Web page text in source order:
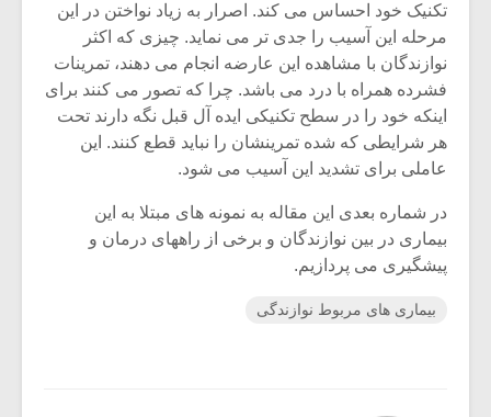
تکنیک خود احساس می کند. اصرار به زیاد نواختن در این
مرحله این آسیب را جدی تر می نماید. چیزی که اکثر
نوازندگان با مشاهده این عارضه انجام می دهند، تمرینات
فشرده همراه با درد می باشد. چرا که تصور می کنند برای
اینکه خود را در سطح تکنیکی ایده آل قبل نگه دارند تحت
هر شرایطی که شده تمرینشان را نباید قطع کنند. این
عاملی برای تشدید این آسیب می شود.
در شماره بعدی این مقاله به نمونه های مبتلا به این
بیماری در بین نوازندگان و برخی از راههای درمان و
پیشگیری می پردازیم.
بیماری های مربوط نوازندگی